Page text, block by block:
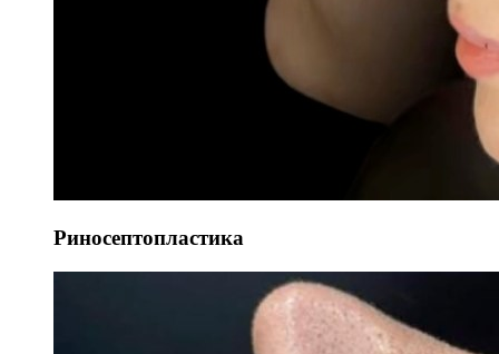
Риносептопластика